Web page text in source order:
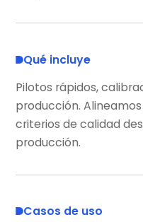
Qué incluye
Pilotos rápidos,
producción.
criterios de calidad
producción.
Casos de uso